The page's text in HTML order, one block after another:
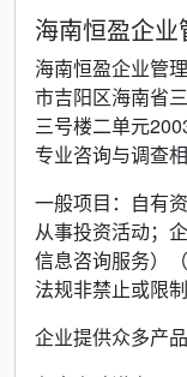
海南恒盈企
海南恒盈企业管
市吉阳区海南省
三号楼二单元
专业咨询与调查
一般项目：自有
从事投资活动；
信息咨询服务）
法规非禁止或限制
企业提供众多产品